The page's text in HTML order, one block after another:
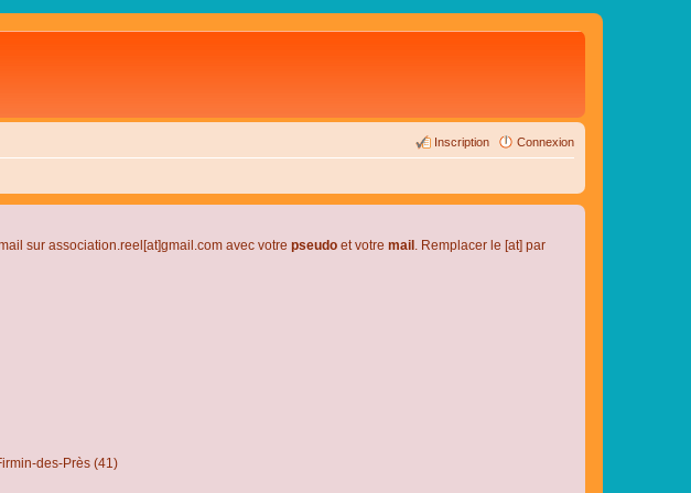
Connexion
Inscription
sur association.reel[at]gmail.com avec votre pseudo et votre mail . Remplacer le [at] par
des-Près (41)